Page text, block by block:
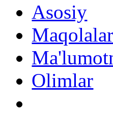
Asosiy
Maqolalar
Olimlar